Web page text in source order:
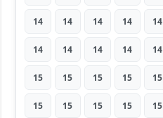
14 14 14 14 14
14 14 14 14 14
15 15 15 15 15
15 15 15 15 15